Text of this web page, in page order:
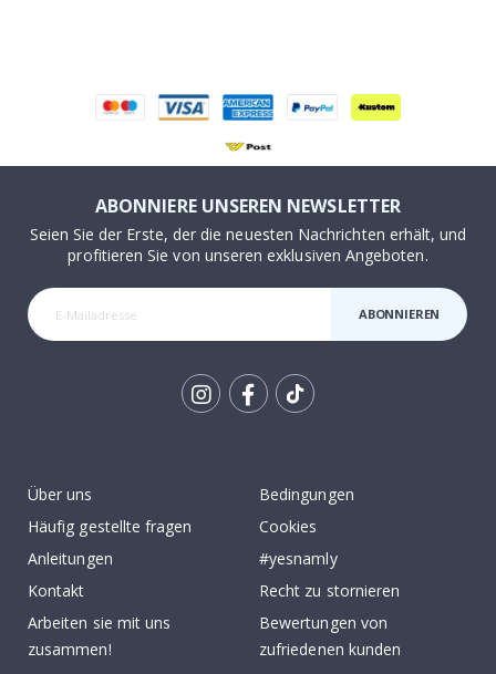
ABONNIERE UNSEREN NEWSLETTER
Seien Sie der Erste, der die neuesten Nachrichten erhält, und
profitieren Sie von unseren exklusiven Angeboten.
ABONNIEREN
Über uns
Häufig gestellte fragen
Anleitungen
Kontakt
Arbeiten sie mit uns
zusammen!
Bedingungen
Cookies
#yesnamly
Recht zu stornieren
Bewertungen von
zufriedenen kunden